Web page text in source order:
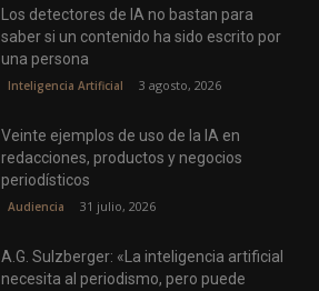
Los detectores de IA no bastan para
saber si un contenido ha sido escrito por
una persona
Inteligencia Artificial 3 agosto, 2026
Veinte ejemplos de uso de la IA en
redacciones, productos y negocios
periodísticos
Audiencia 31 julio, 2026
A.G. Sulzberger: «La inteligencia artificial
necesita al periodismo, pero puede